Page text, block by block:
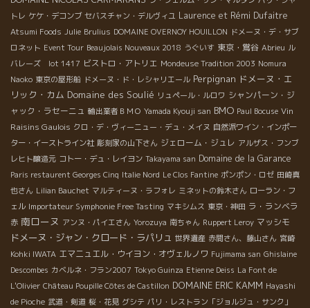
トレ ケケ・デコンブ セバスチャン・デルヴィユ Laurence et Rémi Dufaitre
Atsumi Foods Julie Brulius DOMAINE OVERNOY HOUILLON ドメーヌ・デ・サブ
ロネット Event Tour Beaujolais Nouveaux 2018 うぐいす 東京・鴬谷 Abrieu ル
バレーズ lot 1417 ビストロ・アトリエ Mondeuse Tradition 2003 Nomura
Naoko 東京の屋形船 ドメーヌ・ド・レシャリエール Perpignan ドメーヌ・エ
リック・カム Domaine des Soulié リュペール・ルロワ シャンパーン・ジ
ャック・ラセーニュ 輸出業者ＢＭＯ Yamada Kyouji san BMO Paul Bocuse Vin
Raisins Gaulois クロ・デ・ヴィーニュー・デュ・メイヌ 自然派ワイン・インポー
ター・イーストライン社 彫刻家の山下さん ジェローム・ジュレ アルザス・フンブ
レヒト醸造元 コトー・デュ・レイヨン Takayama san Domaine de la Garance
Paris restaurent Georges Cinq Italie Nord Le Clos Fantine ポンポン・ロゼ 田崎真
也さん Lilian Bauchet マルティーヌ・ラフォレ ミネットの鈴木さん ローラン・フ
ェル Importateur Symphonie Free Tasting マキシムス 東京・神田 ラ・ランベラ
赤 南ローヌ アンヌ・パイエさん Yorozuya 南ちゃん Ruppert Leroy マッシモ
ドメーヌ・ジャン・クロード・ラパリュ 世界遺産 赤間さん、藤山さん 宮崎
Kohki IWATA エマニュエル・ウイヨン・オヴェルノワ Fujimama san Ghislaine
Descombes カベルネ・フラン2007 Tokyo Guinza Etienne Deiss La Font de
L'Olivier Château Poupille Côtes de Castillon DOMAINE ERIC KAMM Hayashi
de Pioche 武道・剣道 桜・花見 グシテ パリ・レストラン「ジョルジュ・サンク」